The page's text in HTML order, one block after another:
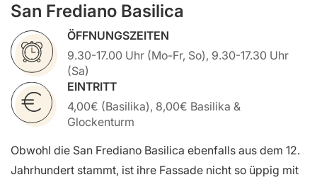
San Frediano Basilica
ÖFFNUNGSZEITEN
9.30-17.00 Uhr (Mo-Fr, So), 9.30-17.30 Uhr
(Sa)
EINTRITT
4,00€ (Basilika), 8,00€ Basilika &
Glockenturm
Obwohl die San Frediano Basilica ebenfalls aus dem 12.
Jahrhundert stammt, ist ihre Fassade nicht so üppig mit